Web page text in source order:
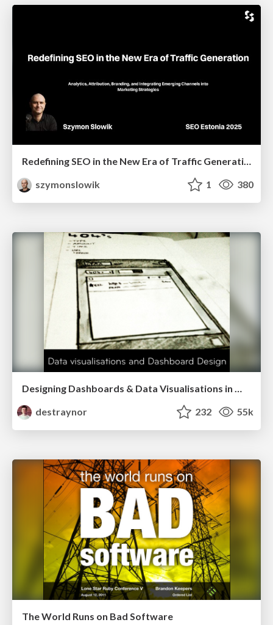
Redefining SEO in the New Era of Traffic Generation
szymonslowik
1 380
Designing Dashboards & Data Visualisations in Web Apps
destraynor
232 55k
The World Runs on Bad Software